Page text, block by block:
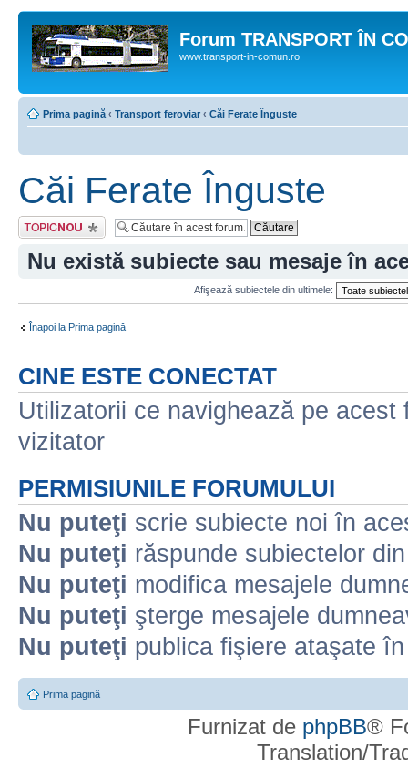
Forum TRANSPORT ÎN
www.transport-in-comun.ro
Prima pagină ‹ Transport feroviar ‹ Căi Ferate Înguste
Căi Ferate Înguste
Scrie un subiect
nou
Nu există subiecte sau mesaje în
Afişează subiectele din ultimele:
Înapoi la Prima pagină
CINE ESTE CONECTAT
Utilizatorii ce navighează pe
vizitator
PERMISIUNILE FORUMULUI
Nu puteţi scrie subiecte noi în
Nu puteţi răspunde subiectelor
Nu puteţi modifica mesajele
Nu puteţi şterge mesajele
Nu puteţi publica fişiere ataşate
Prima pagină
Furnizat de phpBB®
Translation/